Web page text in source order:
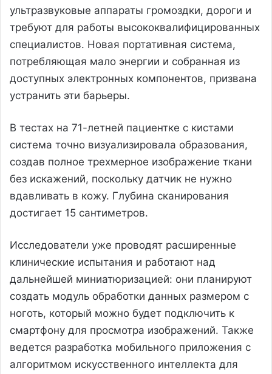
ультразвуковые аппараты громоздки, дороги и
требуют для работы высококвалифицированных
специалистов. Новая портативная система,
потребляющая мало энергии и собранная из
доступных электронных компонентов, призвана
устранить эти барьеры.
В тестах на 71-летней пациентке с кистами
система точно визуализировала образования,
создав полное трехмерное изображение ткани
без искажений, поскольку датчик не нужно
вдавливать в кожу. Глубина сканирования
достигает 15 сантиметров.
Исследователи уже проводят расширенные
клинические испытания и работают над
дальнейшей миниатюризацией: они планируют
создать модуль обработки данных размером с
ноготь, который можно будет подключить к
смартфону для просмотра изображений. Также
ведется разработка мобильного приложения с
алгоритмом искусственного интеллекта для